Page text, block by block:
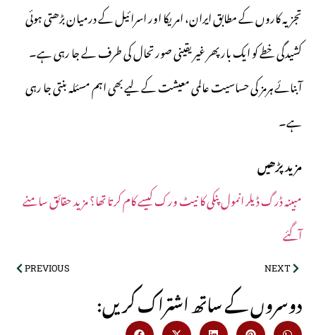
تجزیہ کاروں کے مطابق ایران، امریکا اور اسرائیل کے درمیان بڑھتی ہوئی
کشیدگی خطے کو ایک بار پھر غیر یقینی صورتحال کی طرف لے جا رہی ہے۔
آبنائے ہرمز کی حساسیت عالمی معیشت کے لیے بھی اہم مسئلہ بنتی جا رہی
ہے۔
مزید پڑھیں
مبینہ ڈرگ ڈیلر انمول پنکی کا نیٹ ورک کیسے کام کرتا تھا؟ مزید حقائق سامنے
آگئے
PREVIOUS NEXT
:دوسروں کے ساتھ اشتراک کریں